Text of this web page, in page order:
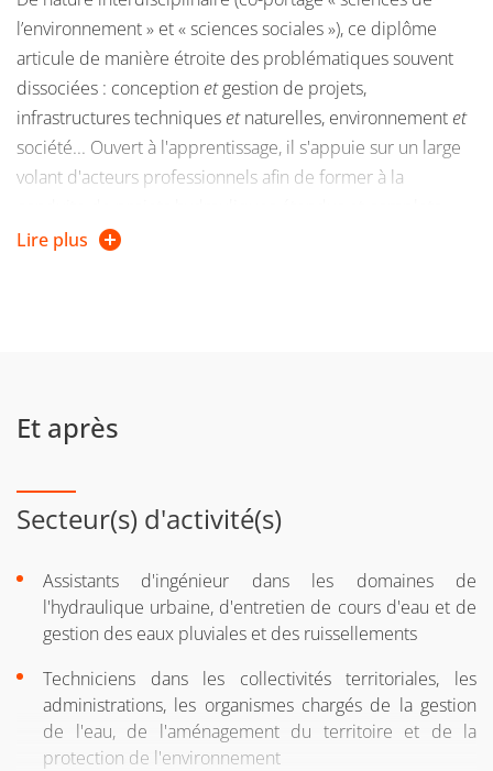
l’environnement » et « sciences sociales »), ce diplôme
articule de manière étroite des problématiques souvent
dissociées : conception etgestion de projets,
infrastructures techniques etnaturelles, environnement et
société... Ouvert à l'apprentissage, il s'appuie sur un large
volant d'acteurs professionnels afin de former à la
(conception, réalisation, surveillance, évaluation). Il
Lire plus
Et après
Secteur(s) d'activité(s)
Assistants d'ingénieur dans les domaines de
l'hydraulique urbaine, d'entretien de cours d'eau et de
gestion des eaux pluviales et des ruissellements
Techniciens dans les collectivités territoriales, les
administrations, les organismes chargés de la gestion
de l'eau, de l'aménagement du territoire et de la
protection de l'environnement